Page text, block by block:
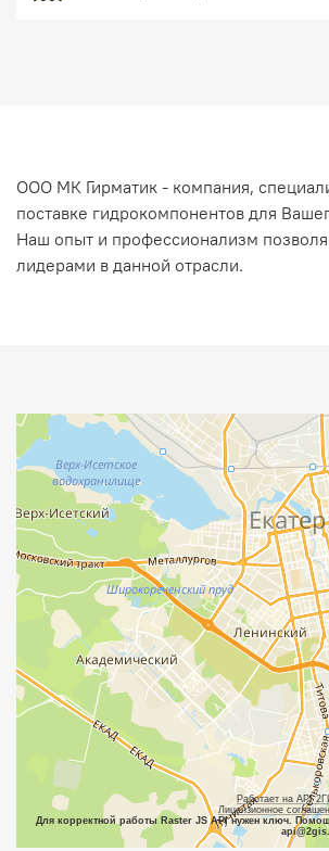
ООО МК Гирматик - компания,
поставке гидрокомпонентов для
Наш опыт и профессионализм
лидерами в данной отрасли.